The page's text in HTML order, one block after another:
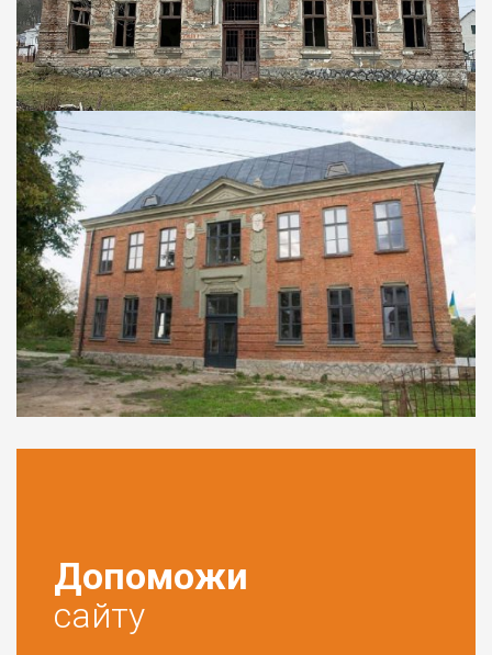
Допоможи
сайту